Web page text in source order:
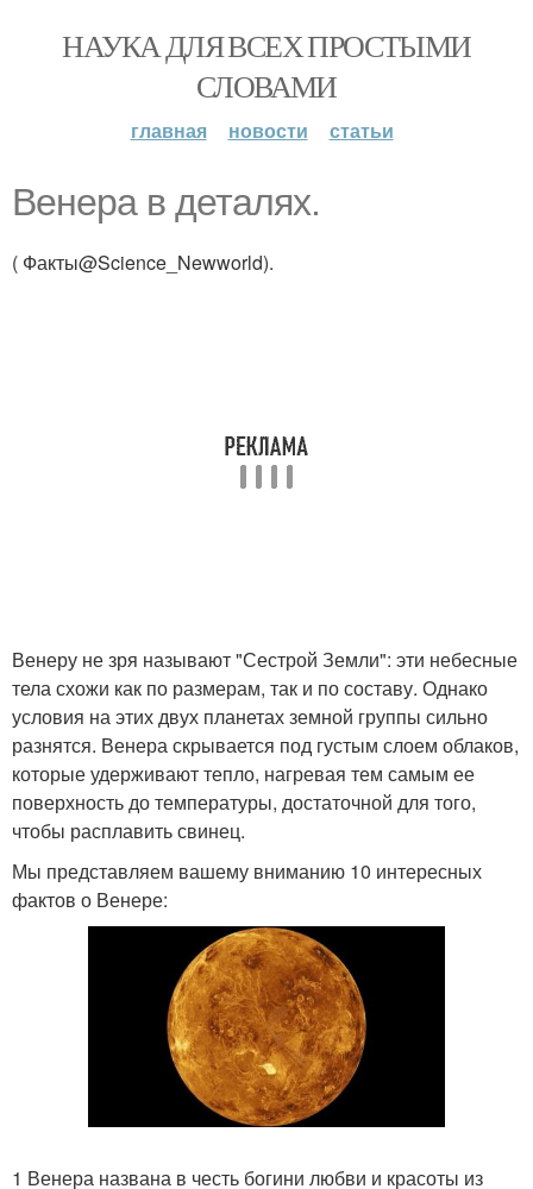
НАУКА ДЛЯ ВСЕХ ПРОСТЫМИ
СЛОВАМИ
главная новости статьи
Венера в деталях.
( Факты@Science_Newworld).
Венеру не зря называют "Сестрой Земли": эти небесные
тела схожи как по размерам, так и по составу. Однако
условия на этих двух планетах земной группы сильно
разнятся. Венера скрывается под густым слоем облаков,
которые удерживают тепло, нагревая тем самым ее
поверхность до температуры, достаточной для того,
чтобы расплавить свинец.
Мы представляем вашему вниманию 10 интересных
фактов о Венере:
1 Венера названа в честь богини любви и красоты из